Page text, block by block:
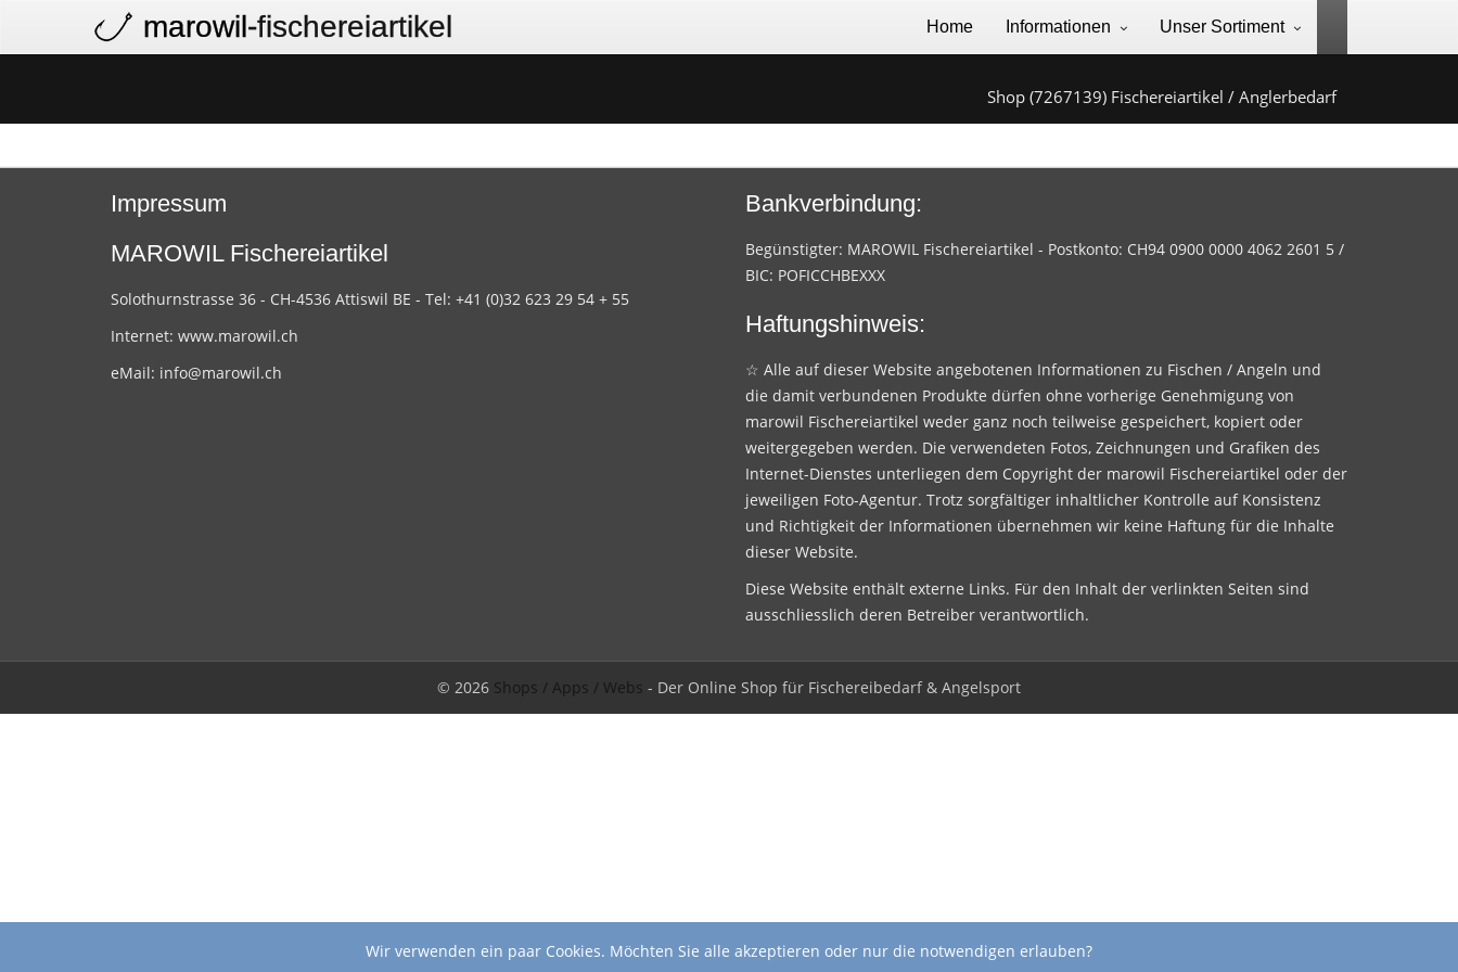
marowil-fischereiartikel Home Informationen Unser Sortiment
Shop (7267139) Fischereiartikel / Anglerbedarf
Impressum
MAROWIL Fischereiartikel
Solothurnstrasse 36 - CH-4536 Attiswil BE - Tel: +41 (0)32 623 29 54 + 55
Internet: www.marowil.ch
eMail: info@marowil.ch
Bankverbindung:
Begünstigter: MAROWIL Fischereiartikel - Postkonto: CH94 0900 0000 4062 2601 5 /
BIC: POFICCHBEXXX
Haftungshinweis:
☆ Alle auf dieser Website angebotenen Informationen zu Fischen / Angeln und
die damit verbundenen Produkte dürfen ohne vorherige Genehmigung von
marowil Fischereiartikel weder ganz noch teilweise gespeichert, kopiert oder
weitergegeben werden. Die verwendeten Fotos, Zeichnungen und Grafiken des
Internet-Dienstes unterliegen dem Copyright der marowil Fischereiartikel oder der
jeweiligen Foto-Agentur. Trotz sorgfältiger inhaltlicher Kontrolle auf Konsistenz
und Richtigkeit der Informationen übernehmen wir keine Haftung für die Inhalte
dieser Website.
Diese Website enthält externe Links. Für den Inhalt der verlinkten Seiten sind
ausschliesslich deren Betreiber verantwortlich.
© 2026 Shops / Apps / Webs - Der Online Shop für Fischereibedarf & Angelsport
Wir verwenden ein paar Cookies. Möchten Sie alle akzeptieren oder nur die notwendigen erlauben?